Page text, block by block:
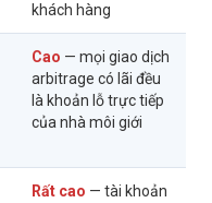
khách hàng
Cao — mọi giao dịch
arbitrage có lãi đều
là khoản lỗ trực tiếp
của nhà môi giới
Rất cao — tài khoản